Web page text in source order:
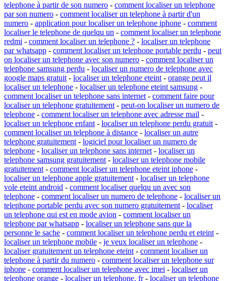
telephone à partir de son numero - comment localiser un telephone
par son numero - comment localiser un telephone à partir d'un
numero - application pour localiser un telephone iphone - comment
localiser le telephone de quelqu un - comment localiser un telephone
redmi - comment localiser un telephone ? - localiser un telephone
par whatsapp - comment localiser un telephone portable perdu - peut
on localiser un telephone avec son numero - comment localiser un
telephone samsung perdu - localiser un numero de telephone avec
google maps gratuit - localiser un telephone eteint - orange peut il
localiser un telephone - localiser un telephone eteint samsung -
comment localiser un telephone sans internet - comment faire pour
localiser un telephone gratuitement - peut-on localiser un numero de
telephone - comment localiser un telephone avec adresse mail -
localiser un telephone enfant - localiser un telephone perdu gratuit -
comment localiser un telephone à distance - localiser un autre
telephone gratuitement - logiciel pour localiser un numero de
telephone - localiser un telephone sans internet - localiser un
telephone samsung gratuitement - localiser un telephone mobile
gratuitement - comment localiser un telephone eteint iphone -
localiser un telephone apple gratuitement - localiser un telephone
vole eteint android - comment localiser quelqu un avec son
telephone - comment localiser un numero de telephone - localiser un
telephone portable perdu avec son numero gratuitement - localiser
un telephone qui est en mode avion - comment localiser un
telephone par whatsapp - localiser un telephone sans que la
personne le sache - comment localiser un telephone perdu et eteint -
localiser un telephone mobile - je veux localiser un telephone -
localiser gratuitement un telephone eteint - comment localiser un
telephone à partir du numero - comment localiser un telephone sur
iphone - comment localiser un telephone avec imei - localiser un
telephone orange - localiser un telephone. fr- localiser un telephone